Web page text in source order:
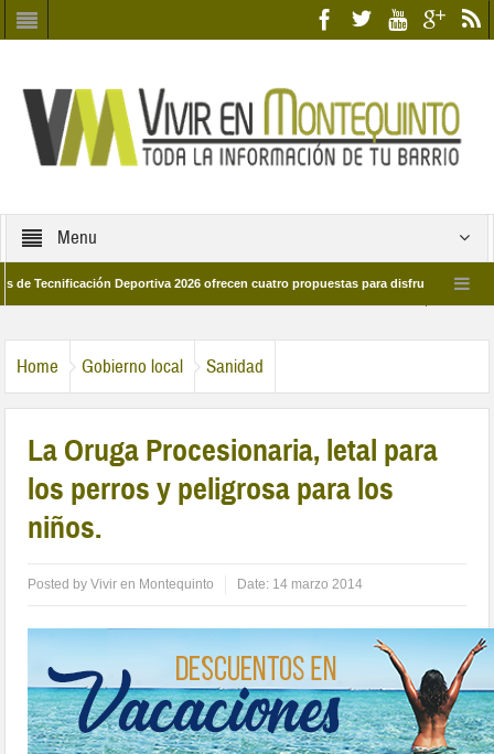
Menu
Deportiva 2026 ofrecen cuatro propuestas para disfrutar del deporte este
Home Gobierno local Sanidad
La Oruga Procesionaria, letal para
los perros y peligrosa para los
niños.
Posted byVivir en Montequinto Date: 14 marzo 2014